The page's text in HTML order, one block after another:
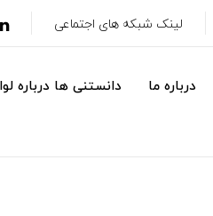
لینک شبکه های اجتماعی
درباره ما دانستنی ها درباره